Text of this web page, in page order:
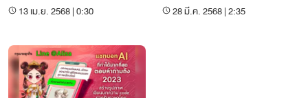
ไป?13 เม.ย. 2568 | 0:30
ธุรกิจไทย
28 มี.ค. 2568 | 2:35